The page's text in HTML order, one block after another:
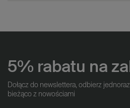
5% rabatu na
Dołącz do newslettera, odbierz
bieżąco z nowościami